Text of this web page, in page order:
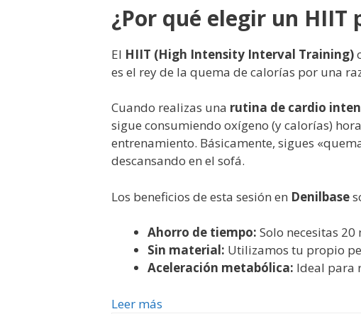
¿Por qué elegir un HIIT
El HIIT (High Intensity Interval Training)
es el rey de la quema de calorías por una
Cuando realizas una rutina de cardio
sigue consumiendo oxígeno (y calorías)
entrenamiento. Básicamente, sigues
descansando en el sofá.
Los beneficios de esta sesión en Denilbase
Ahorro de tiempo: Solo necesitas
Sin material: Utilizamos tu propio
Aceleración metabólica: Ideal para
Leer más